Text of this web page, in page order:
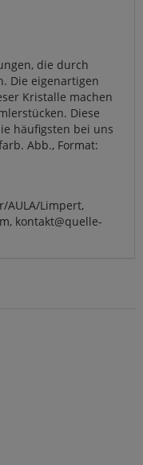
die durch
Die eigenartigen
Kristalle machen
Diese
häufigsten bei uns
Abb., Format:
AULA/Limpert,
kontakt@quelle-